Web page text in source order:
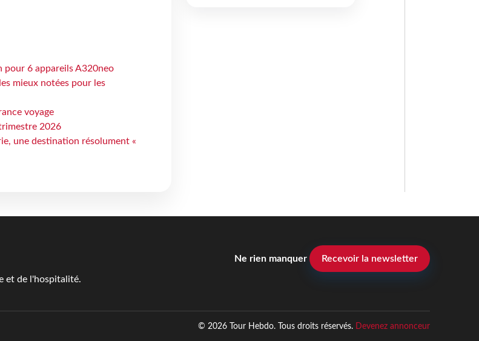
pour 6 appareils A320neo
mieux notées pour les
voyage
2026
une destination résolument «
et de l'hospitalité.
Ne rien manquer Recevoir la newsletter
© 2026 Tour Hebdo. Tous droits réservés. Devenez annonceur